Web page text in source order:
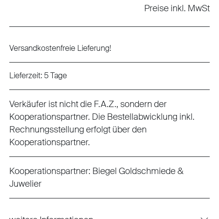
Preise inkl. MwSt
Versandkostenfreie Lieferung!
Lieferzeit: 5 Tage
Verkäufer ist nicht die F.A.Z., sondern der
Kooperationspartner. Die Bestellabwicklung inkl.
Rechnungsstellung erfolgt über den
Kooperationspartner.
Kooperationspartner: Biegel Goldschmiede &
Juwelier